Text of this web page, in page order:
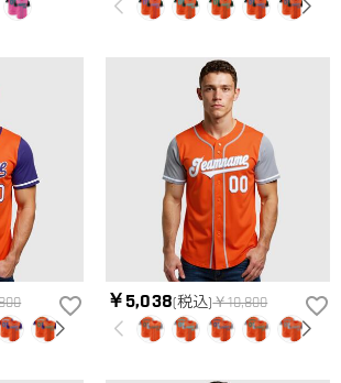
￥5,038(税込)￥10,800